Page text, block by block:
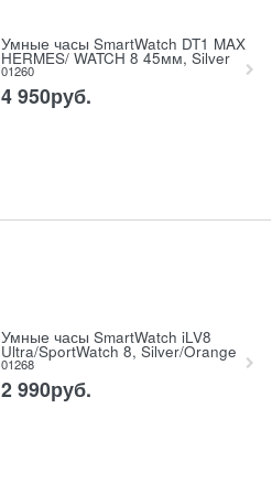
Умные часы SmartWatch DT1 MAX
HERMES/ WATCH 8 45мм, Silver
01260
4 950руб.
Умные часы SmartWatch iLV8
Ultra/SportWatch 8, Silver/Orange
01268
2 990руб.